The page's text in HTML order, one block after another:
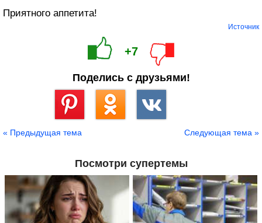
Приятного аппетита!
Источник
+7
Поделись с друзьями!
« Предыдущая тема Следующая тема »
Посмотри супертемы